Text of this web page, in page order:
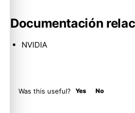
Documentación
NVIDIA
Was this useful? Yes No